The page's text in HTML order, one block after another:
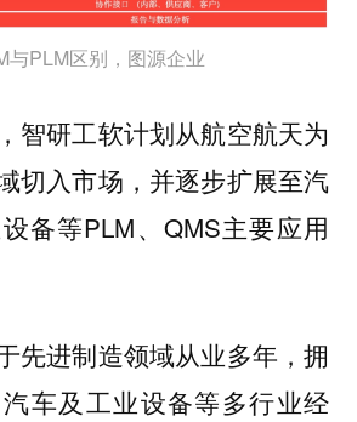
与PLM区别，图源企业
智研工软计划从航空航天为
切入市场，并逐步扩展至汽
备等PLM、QMS主要应用
先进制造领域从业多年，拥
车及工业设备等多行业经